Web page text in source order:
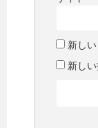
新し
新し